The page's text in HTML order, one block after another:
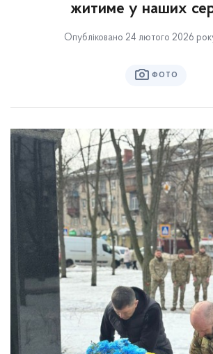
житиме у наших
Опубліковано 24 лютого 2026
ФОТО